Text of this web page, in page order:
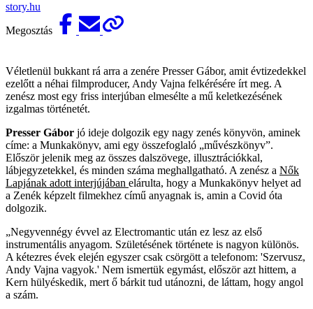
story.hu
Megosztás
Véletlenül bukkant rá arra a zenére Presser Gábor, amit évtizedekkel
ezelőtt a néhai filmproducer, Andy Vajna felkérésére írt meg. A
zenész most egy friss interjúban elmesélte a mű keletkezésének
izgalmas történetét.
Presser Gábor jó ideje dolgozik egy nagy zenés könyvön, aminek
címe: a Munkakönyv, ami egy összefoglaló „művészkönyv”.
Először jelenik meg az összes dalszövege, illusztrációkkal,
lábjegyzetekkel, és minden száma meghallgatható. A zenész a Nők
Lapjának adott interjújában elárulta, hogy a Munkakönyv helyet ad
a Zenék képzelt filmekhez című anyagnak is, amin a Covid óta
dolgozik.
„Negyvennégy évvel az Electromantic után ez lesz az első
instrumentális anyagom. Születésének története is nagyon különös.
A kétezres évek elején egyszer csak csörgött a telefonom: 'Szervusz,
Andy Vajna vagyok.' Nem ismertük egymást, először azt hittem, a
Kern hülyéskedik, mert ő bárkit tud utánozni, de láttam, hogy angol
a szám.